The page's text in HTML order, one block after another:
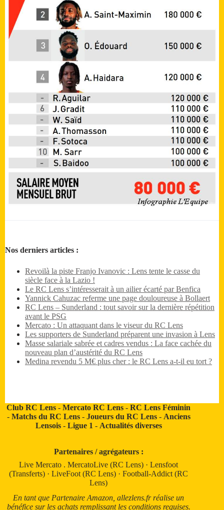
Nos derniers articles :
Revoilà la piste Franjo Ivanovic : Lens tente le casse du
siècle face à la Lazio !
Le RC Lens s’intéresserait à un ailier écarté par Benfica
Yannick Cahuzac referme une page douloureuse à Bollaert
RC Lens – Sunderland : tout savoir sur la dernière répétition
avant le PSG
Mercato : Un attaquant dans le viseur du RC Lens
Les supporters de Sunderland préparent une invasion à Lens
Masse salariale sabrée et cadres vendus : La face cachée du
nouveau plan d’austérité du RC Lens
Medina revendu 5 M€ plus cher : le RC Lens a-t-il eu tort ?
Club RC Lens -Mercato RC Lens -RC Lens Féminin
- Matchs du RC Lens- Joueurs du RC Lens- Anciens
Lensois- Ligue 1 - Actualités diverses
Partenaires / agrégateurs :
Live Mercato .MercatoLive (RC Lens) ·Lensfoot
(Transferts) ·LiveFoot (RC Lens) ·Football-Addict (RC
Lens)
En tant que Partenaire Amazon, allezlens.fr réalise un
bénéfice sur les achats remplissant les conditions requises.